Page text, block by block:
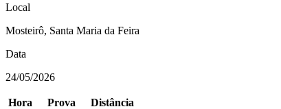
Local
Mosteirô, Santa Maria da Feira
Data
24/05/2026
Hora Prova
Distância